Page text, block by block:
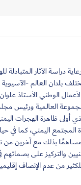
دراسة الآثار المتبادلة
بلدان العالم -الآسيوية
الوطني الأستاذ
العالمية ورئيس
أولى ظاهرة الهجرات
المجتمع اليمني، كما في
مساهمًا بذلك مع آخرين
والتركيز على بصماتهم
من عدم الإنصاف